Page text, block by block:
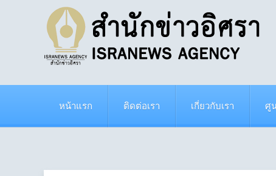
หน้าแรก ติดต่อเรา เกี่ยวกับเรา ศู